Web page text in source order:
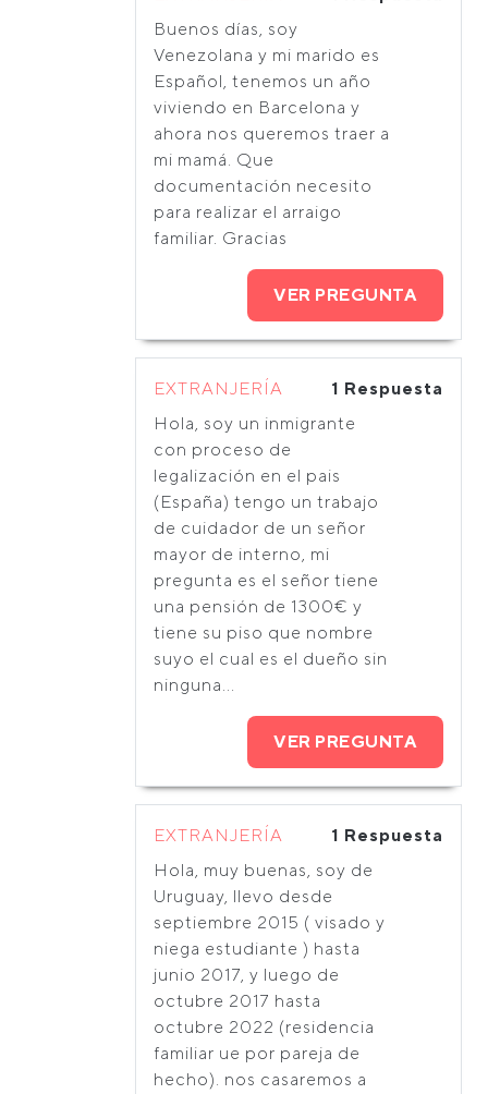
Buenos días, soy
Venezolana y mi marido es
Español, tenemos un año
viviendo en Barcelona y
ahora nos queremos traer a
mi mamá. Que
documentación necesito
para realizar el arraigo
familiar. Gracias
VER PREGUNTA
EXTRANJERÍA
1 Respuesta
Hola, soy un inmigrante
con proceso de
legalización en el pais
(España) tengo un trabajo
de cuidador de un señor
mayor de interno, mi
pregunta es el señor tiene
una pensión de 1300€ y
tiene su piso que nombre
suyo el cual es el dueño sin
ninguna...
VER PREGUNTA
EXTRANJERÍA
1 Respuesta
Hola, muy buenas, soy de
Uruguay, llevo desde
septiembre 2015 ( visado y
niega estudiante ) hasta
junio 2017, y luego de
octubre 2017 hasta
octubre 2022 (residencia
familiar ue por pareja de
hecho). nos casaremos a